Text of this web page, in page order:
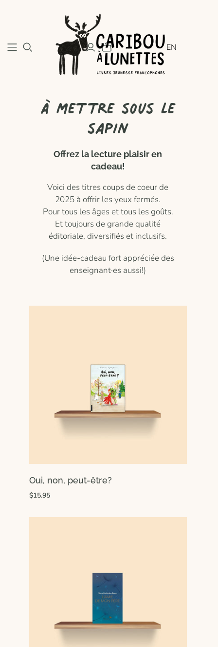
EN
À mettre sous le
sapin
Offrez la lecture plaisir en
cadeau!
Voici des titres coups de coeur de
2025 à offrir les yeux fermés.
Pour tous les âges et tous les goûts.
Et toujours de grande qualité
éditoriale, diversifiés et inclusifs.
(Une idée-cadeau fort appréciée des
enseignant·es aussi!)
Oui, non, peut-être?
$15.95